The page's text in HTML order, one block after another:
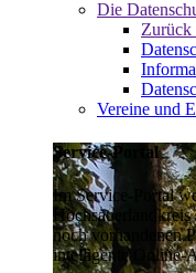
Die
Zurück
Vereine und
Service-Portal
Im Service-Portal
noch vorhandenen
intelligente Online-